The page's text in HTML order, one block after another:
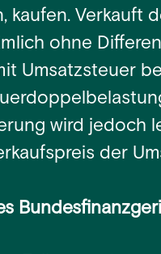
kaufen. Verkauft
ohne
Umsatzsteuer
wird jedoch
der